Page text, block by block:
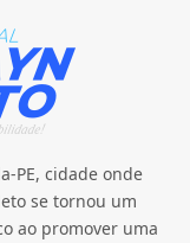
PE, cidade onde
se tornou um
ao promover uma